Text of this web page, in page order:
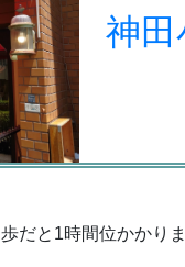
神田
だと1時間位かかり